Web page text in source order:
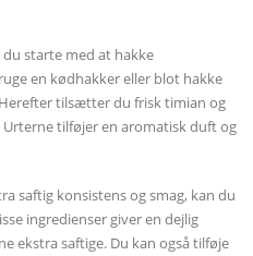
du starte med at hakke
en kødhakker eller blot hakke
tilsætter du frisk timian og
tilføjer en aromatisk duft og
saftig konsistens og smag, kan du
ingredienser giver en dejlig
ekstra saftige. Du kan også tilføje